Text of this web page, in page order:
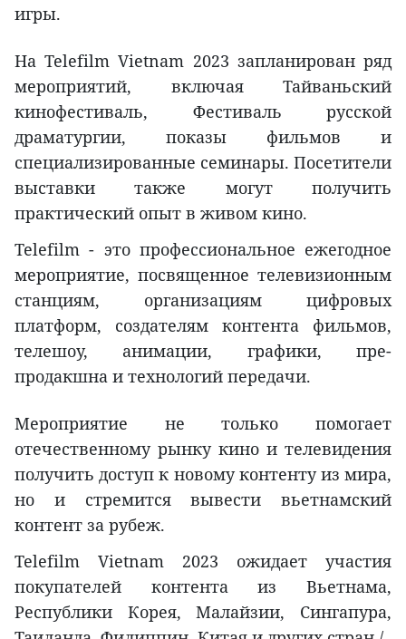
игры.
На Telefilm Vietnam 2023 запланирован ряд
мероприятий, включая Тайваньский
кинофестиваль, Фестиваль русской
драматургии, показы фильмов и
специализированные семинары. Посетители
выставки также могут получить
практический опыт в живом кино.
Telefilm - это профессиональное ежегодное
мероприятие, посвященное телевизионным
станциям, организациям цифровых
платформ, создателям контента фильмов,
телешоу, анимации, графики, пре-
продакшна и технологий передачи.
Мероприятие не только помогает
отечественному рынку кино и телевидения
получить доступ к новому контенту из мира,
но и стремится вывести вьетнамский
контент за рубеж.
Telefilm Vietnam 2023 ожидает участия
покупателей контента из Вьетнама,
Республики Корея, Малайзии, Сингапура,